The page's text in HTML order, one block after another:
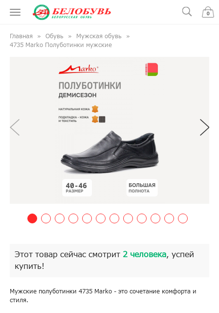
0
Главная Обувь
Мужская обувь
4735 Marko Полуботинки мужские
Этот товар сейчас смотрит 2 человека, успей
купить!
Мужские полуботинки 4735 Marko - это сочетание комфорта и
стиля.